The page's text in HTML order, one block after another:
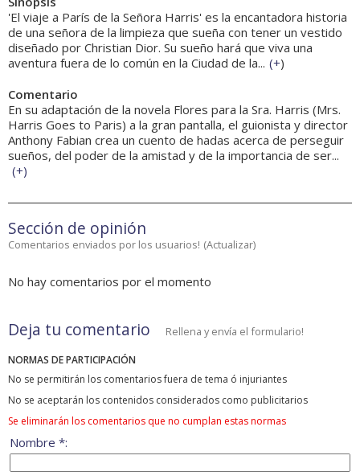
'El viaje a París de la Señora Harris' es la encantadora historia
de una señora de la limpieza que sueña con tener un vestido
diseñado por Christian Dior. Su sueño hará que viva una
aventura fuera de lo común en la Ciudad de la... (+)
Comentario
En su adaptación de la novela Flores para la Sra. Harris (Mrs.
Harris Goes to Paris) a la gran pantalla, el guionista y director
Anthony Fabian crea un cuento de hadas acerca de perseguir
sueños, del poder de la amistad y de la importancia de ser...
(+)
Sección de opinión
Comentarios enviados por los usuarios! (Actualizar)
No hay comentarios por el momento
Deja tu comentario Rellena y envía el formulario!
NORMAS DE PARTICIPACIÓN
No se permitirán los comentarios fuera de tema ó injuriantes
No se aceptarán los contenidos considerados como publicitarios
Se eliminarán los comentarios que no cumplan estas normas
Nombre *: